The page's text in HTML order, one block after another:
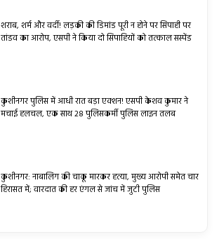
शराब, शर्म और वर्दी! लड़की की डिमांड पूरी न होने पर सिपाही पर
तांडव का आरोप, एसपी ने किया दो सिपाहियों को तत्काल सस्पेंड
कुशीनगर पुलिस में आधी रात बड़ा एक्शन! एसपी केशव कुमार ने
मचाई हलचल, एक साथ 28 पुलिसकर्मी पुलिस लाइन तलब
कुशीनगर: नाबालिग की चाकू मारकर हत्या, मुख्य आरोपी समेत चार
हिरासत में; वारदात की हर एंगल से जांच में जुटी पुलिस